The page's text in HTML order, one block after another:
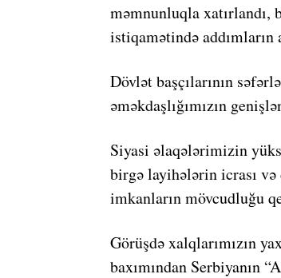
məmnunluqla xatırlandı,
istiqamətində addımların
Dövlət başçılarının
əməkdaşlığımızın
Siyasi əlaqələrimizin
birgə layihələrin icrası və
imkanların mövcudluğu
Görüşdə xalqlarımızın
baxımından Serbiyanın